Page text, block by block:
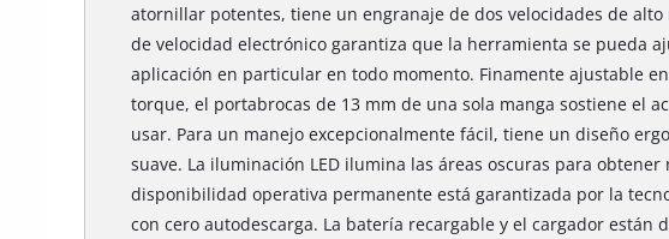
atornillar potentes, tiene un engranaje de dos velocidades de
de velocidad electrónico garantiza que la herramienta se pueda
aplicación en particular en todo momento. Finamente ajustable
torque, el portabrocas de 13 mm de una sola manga sostiene el
usar. Para un manejo excepcionalmente fácil, tiene un diseño
suave. La iluminación LED ilumina las áreas oscuras para obtener
disponibilidad operativa permanente está garantizada por la
con cero autodescarga. La batería recargable y el cargador están